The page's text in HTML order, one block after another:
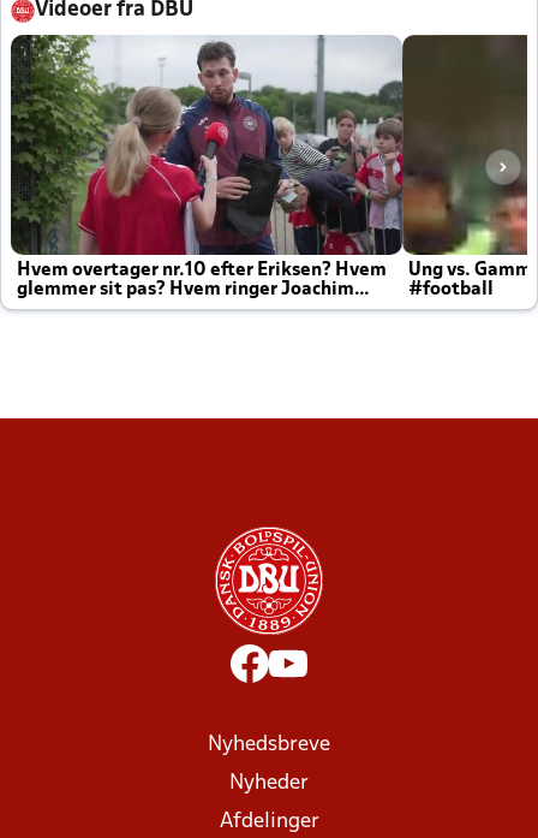
Videoer fra DBU
Hvem overtager nr.10 efter Eriksen? Hvem
glemmer sit pas? Hvem ringer Joachim
altid til efter kampe?
Ung vs.
#football
Nyhedsbreve
Nyheder
Afdelinger